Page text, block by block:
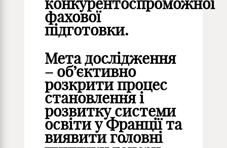
фахової
підготовки.
Мета дослідження
– об’єктивно
розкрити процес
становлення і
розвитку системи
освіти у Франції та
виявити головні